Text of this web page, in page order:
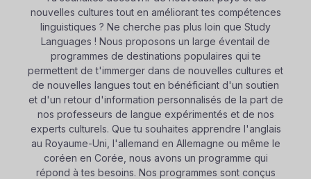
nouvelles cultures tout en améliorant tes compétences
linguistiques ? Ne cherche pas plus loin que Study
Languages ! Nous proposons un large éventail de
programmes de destinations populaires qui te
permettent de t'immerger dans de nouvelles cultures et
de nouvelles langues tout en bénéficiant d'un soutien
et d'un retour d'information personnalisés de la part de
nos professeurs de langue expérimentés et de nos
experts culturels. Que tu souhaites apprendre l'anglais
au Royaume-Uni, l'allemand en Allemagne ou même le
coréen en Corée, nous avons un programme qui
répond à tes besoins. Nos programmes sont conçus